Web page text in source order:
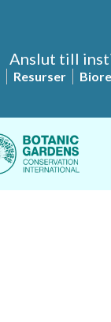
Anslut till
Resurser